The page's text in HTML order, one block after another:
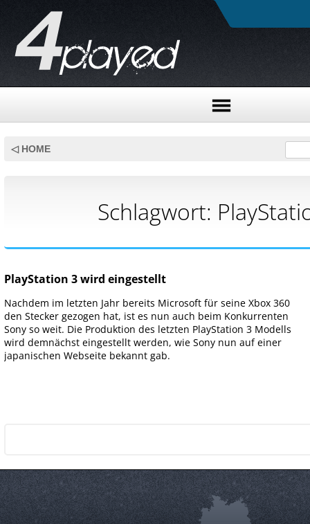
◁ HOME
Schlagwort:
PlayStation 3 wird eingestellt
Nachdem im letzten Jahr bereits Microsoft für seine Xbox 360
den Stecker gezogen hat, ist es nun auch beim Konkurrenten
Sony so weit. Die Produktion des letzten PlayStation 3 Modells
wird demnächst eingestellt werden, wie Sony nun auf einer
japanischen Webseite bekannt gab.